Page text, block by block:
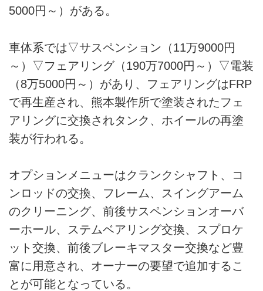
5000円～）がある。
車体系では▽サスペンション（11万9000円
～）▽フェアリング（190万7000円～）▽電装
（8万5000円～）があり、フェアリングはFRP
で再生産され、熊本製作所で塗装されたフェ
アリングに交換されタンク、ホイールの再塗
装が行われる。
オプションメニューはクランクシャフト、コ
ンロッドの交換、フレーム、スイングアーム
のクリーニング、前後サスペンションオーバ
ーホール、ステムベアリング交換、スプロケ
ット交換、前後ブレーキマスター交換など豊
富に用意され、オーナーの要望で追加するこ
とが可能となっている。